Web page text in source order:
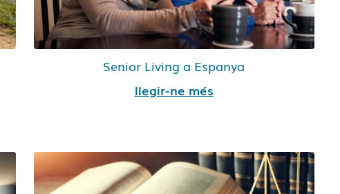
Senior Living a Espanya
llegir-ne més